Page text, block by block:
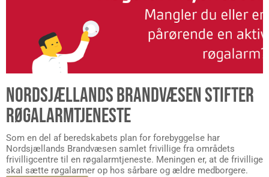
NORDSJÆLLANDS BRANDVÆSEN STIFTER
RØGALARMTJENESTE
Som en del af beredskabets plan for forebyggelse har
Nordsjællands Brandvæsen samlet frivillige fra områdets
frivilligcentre til en røgalarmtjeneste. Meningen er, at de frivillige
skal sætte røgalarmer op hos sårbare og ældre medborgere.